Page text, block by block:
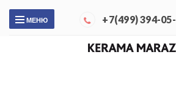
МЕНЮ +7(499) 394-